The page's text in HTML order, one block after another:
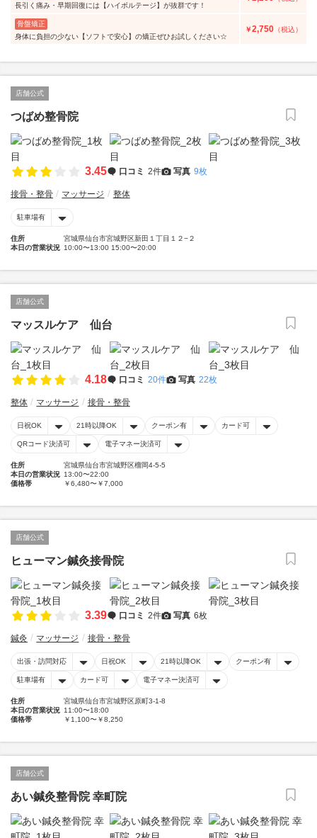
長引く痛み・早期回復には【ハイボルテージ】が抜群です！
骨盤矯正
身体に負担の少ない【ソフトで安心】の矯正ぜひお試しください☆
￥2,750 （税込）
店舗公式
つばめ整骨院
3.45 口コミ 2件 写真 9枚
接骨・整骨 マッサージ 整体
駐車場有
住所
宮城県仙台市宮城野区新田１丁目１２−２
本日の営業状況 10:00〜13:00 15:00〜20:00
店舗公式
マッスルケア 仙台
4.18 口コミ 20件 写真 22枚
整体 マッサージ 接骨・整骨
日祝OK 21時以降OK クーポン有 カード可
QRコード決済可 電子マネー決済可
住所
宮城県仙台市宮城野区榴岡4-5-5
本日の営業状況 13:00〜22:00
価格帯
￥6,480〜￥7,000
店舗公式
ヒューマン鍼灸接骨院
3.39 口コミ 2件 写真 6枚
鍼灸 マッサージ 接骨・整骨
出張・訪問対応 日祝OK 21時以降OK クーポン有
駐車場有 カード可 電子マネー決済可
住所
宮城県仙台市宮城野区原町3-1-8
本日の営業状況 11:00〜18:00
価格帯
￥1,100〜￥8,250
店舗公式
あい鍼灸整骨院 幸町院